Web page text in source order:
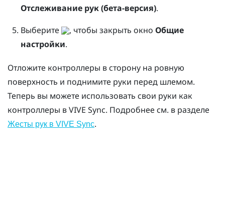
Отслеживание рук (бета-версия).
Выберите
, чтобы закрыть окно Общие
настройки.
Отложите контроллеры в сторону на ровную
поверхность и поднимите руки перед шлемом.
Теперь вы можете использовать свои руки как
контроллеры вVIVE Sync. Подробнее см. в разделе
Жесты рук в VIVE Sync.